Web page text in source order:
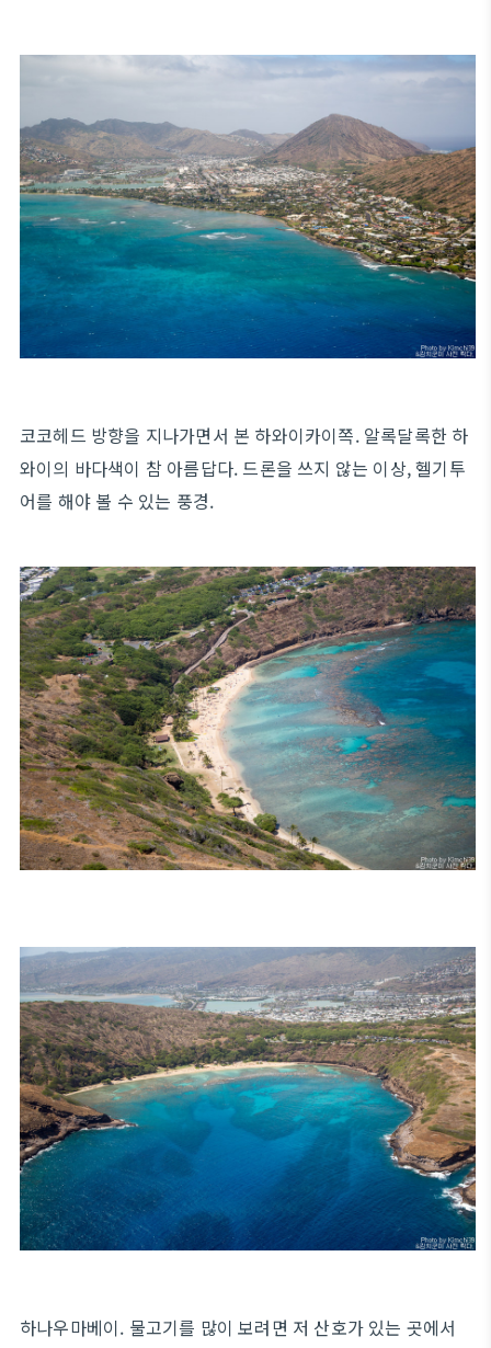
코코헤드 방향을 지나가면서 본 하와이카이쪽. 알록달록한 하
와이의 바다색이 참 아름답다. 드론을 쓰지 않는 이상, 헬기투
어를 해야 볼 수 있는 풍경.
하나우마베이. 물고기를 많이 보려면 저 산호가 있는 곳에서